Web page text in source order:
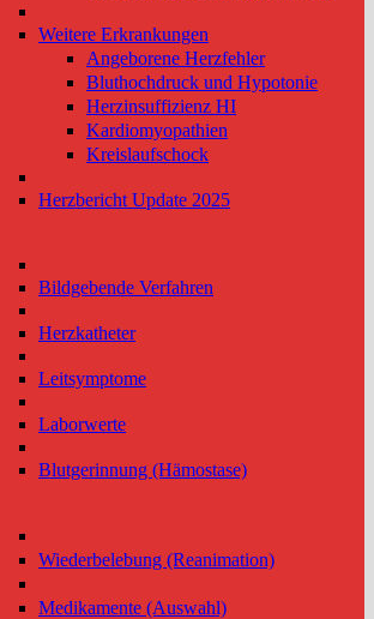
Weitere Erkrankungen
Angeborene Herzfehler
Bluthochdruck und Hypotonie
Herzinsuffizienz HI
Kardiomyopathien
Kreislaufschock
Herzbericht Update 2025
Bildgebende Verfahren
Herzkatheter
Leitsymptome
Laborwerte
Blutgerinnung (Hämostase)
Wiederbelebung (Reanimation)
Medikamente (Auswahl)